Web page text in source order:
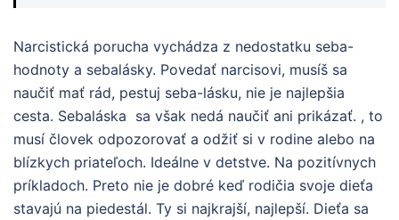
Narcistická porucha vychádza z nedostatku seba-
hodnoty a sebalásky. Povedať narcisovi, musíš sa
naučiť mať rád, pestuj seba-lásku, nie je najlepšia
cesta. Sebaláska sa však nedá naučiť ani prikázať. , to
musí človek odpozorovať a odžiť si v rodine alebo na
blízkych priateľoch. Ideálne v detstve. Na pozitívnych
príkladoch. Preto nie je dobré keď rodičia svoje dieťa
stavajú na piedestál. Ty si najkrajší, najlepší. Dieťa sa